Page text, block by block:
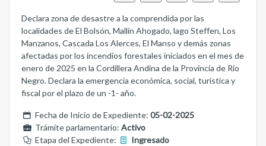
Declara zona de desastre a la comprendida por las
localidades de El Bolsón, Mallín Ahogado, lago Steffen, Los
Manzanos, Cascada Los Alerces, El Manso y demás zonas
afectadas por los incendios forestales iniciados en el mes de
enero de 2025 en la Cordillera Andina de la Provincia de Río
Negro. Declara la emergencia económica, social, turística y
fiscal por el plazo de un -1- año.
Fecha de Inicio de Expediente: 05-02-2025
Trámite parlamentario: Activo
Etapa del Expediente:
Ingresado